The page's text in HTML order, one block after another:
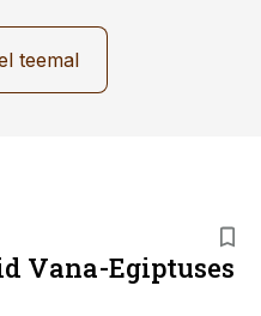
teemal
Vana-Egiptuses